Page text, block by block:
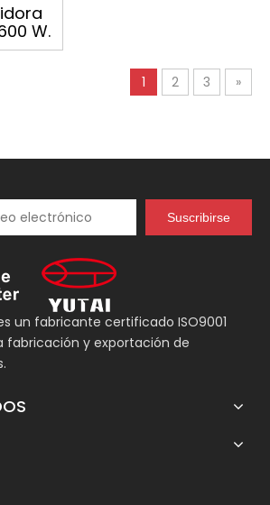
W.
1 2 3 »
Suscribirse
un fabricante certificado ISO9001
fabricación y exportación de